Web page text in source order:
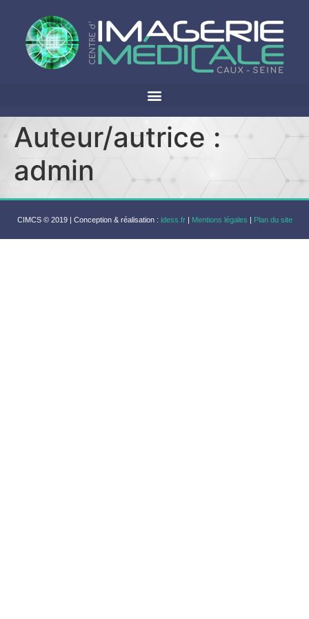
Auteur/autrice :
admin
CIMCS © 2019 | Conception & réalisation : idess.fr| Mentions légales | Plan du site